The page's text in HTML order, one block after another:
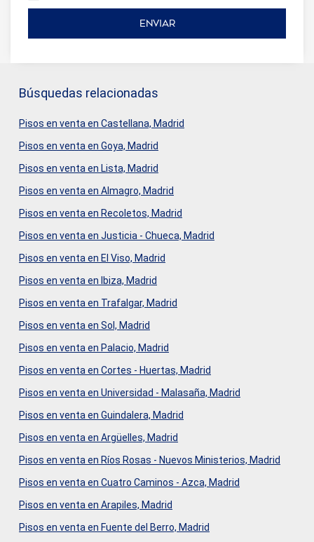
ENVIAR
Búsquedas relacionadas
Pisos en venta en Castellana, Madrid
Pisos en venta en Goya, Madrid
Pisos en venta en Lista, Madrid
Pisos en venta en Almagro, Madrid
Pisos en venta en Recoletos, Madrid
Pisos en venta en Justicia - Chueca, Madrid
Pisos en venta en El Viso, Madrid
Pisos en venta en Ibiza, Madrid
Pisos en venta en Trafalgar, Madrid
Pisos en venta en Sol, Madrid
Pisos en venta en Palacio, Madrid
Pisos en venta en Cortes - Huertas, Madrid
Pisos en venta en Universidad - Malasaña, Madrid
Pisos en venta en Guindalera, Madrid
Pisos en venta en Argüelles, Madrid
Pisos en venta en Ríos Rosas - Nuevos Ministerios, Madrid
Pisos en venta en Cuatro Caminos - Azca, Madrid
Pisos en venta en Arapiles, Madrid
Pisos en venta en Fuente del Berro, Madrid
Modificar cookies
información con la finalidad de mejorar nuestros servicios.
instalación de las mismas. El usuario tiene la posibilidad
impedir que sean instaladas en su disco duro, aunque
dificultades de navegación de la página web.
Analíticas y personalización
Permiten realizar el seguimiento y análisis del
comportamiento de los usuarios de este sitio web. La
información recogida mediante este tipo de cookies se
utiliza en la medición de la actividad de la web para la
elaboración de perfiles de navegación de los usuarios con
el fin de introducir mejoras en función del análisis de los
datos de uso que hacen los usuarios del servicio. Permiten
guardar la información de preferencia del usuario para
mejorar la calidad de nuestros servicios y para ofrecer una
mejor experiencia a través de productos recomendados.